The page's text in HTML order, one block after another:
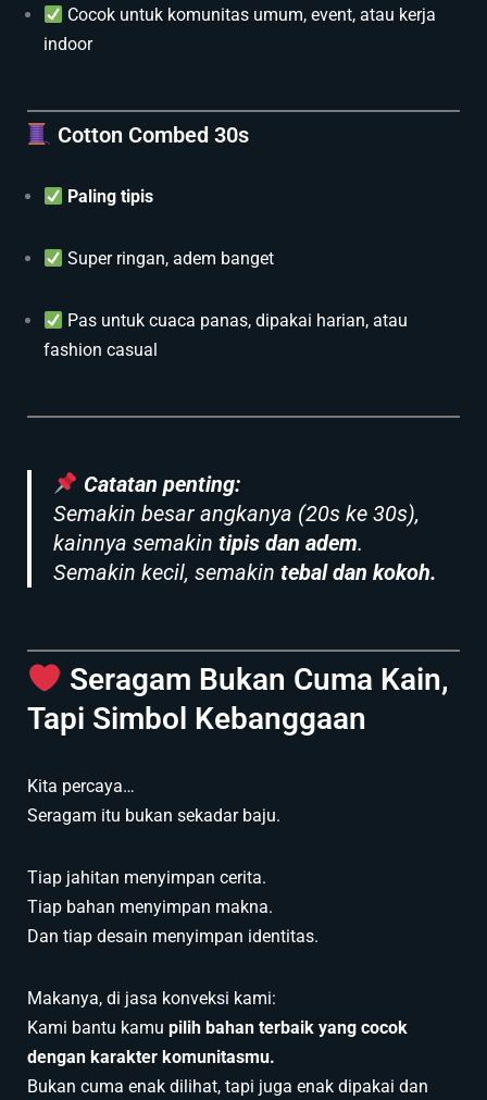
Cocok untuk komunitas umum, event, atau kerja
indoor
Cotton Combed 30s
Paling tipis
Super ringan, adem banget
Pas untuk cuaca panas, dipakai harian, atau
fashion casual
Catatan penting:
Semakin besar angkanya (20s ke 30s),
kainnya semakin tipis dan adem.
Semakin kecil, semakin tebal dan kokoh.
Seragam Bukan Cuma Kain,
Tapi Simbol Kebanggaan
Kita percaya…
Seragam itu bukan sekadar baju.
Tiap jahitan menyimpan cerita.
Tiap bahan menyimpan makna.
Dan tiap desain menyimpan identitas.
Makanya, di jasa konveksi kami:
Kami bantu kamu pilih bahan terbaik yang cocok
dengan karakter komunitasmu.
Bukan cuma enak dilihat, tapi juga enak dipakai dan